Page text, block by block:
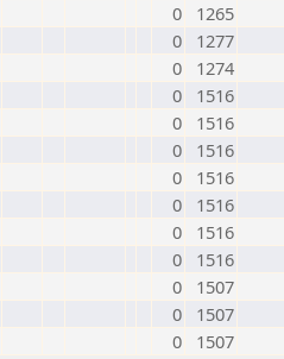
0
1265
0
1277
0
1274
0
1516
0
1516
0
1516
0
1516
0
1516
0
1516
0
1516
0
1507
0
1507
0 1507